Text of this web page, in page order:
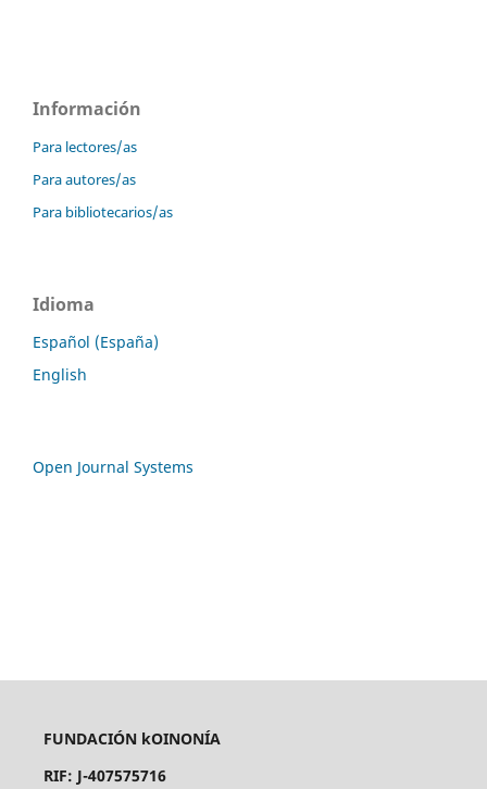
Información
Para lectores/as
Para autores/as
Para bibliotecarios/as
Idioma
Español (España)
English
Open Journal Systems
FUNDACIÓN kOINONÍA
RIF: J-407575716